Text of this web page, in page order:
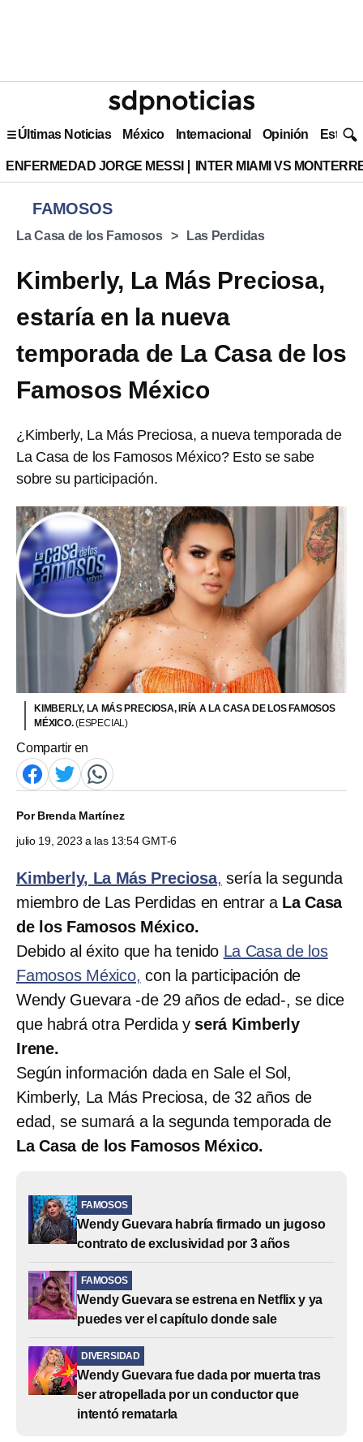
Últimas Noticias México Internacional Opinión Estilo
ENFERMEDAD JORGE MESSI INTER MIAMI VS
FAMOSOS
La Casa de los Famosos Las Perdidas
Kimberly, La Más Preciosa,
estaría en la nueva
temporada de La Casa de los
Famosos México
¿Kimberly, La Más Preciosa, a nueva temporada de
La Casa de los Famosos México? Esto se sabe
sobre su participación.
KIMBERLY, LA MÁS PRECIOSA, IRÍA A LA CASA DE LOS FAMOSOS
MÉXICO.(ESPECIAL)
Compartir en
PorBrenda Martínez
julio 19, 2023 a las 13:54 GMT-6
Kimberly, La Más Preciosa, sería la segunda
miembro de Las Perdidas en entrar a La Casa
de los Famosos México.
Debido al éxito que ha tenido La Casa de los
Famosos México, con la participación de
Wendy Guevara -de 29 años de edad-, se dice
que habrá otra Perdida y será Kimberly
Irene.
Según información dada en Sale el Sol,
Kimberly, La Más Preciosa, de 32 años de
edad, se sumará a la segunda temporada de
La Casa de los Famosos México.
FAMOSOS
Wendy Guevara habría firmado un jugoso
contrato de exclusividad por 3 años
FAMOSOS
Wendy Guevara se estrena en Netflix y ya
puedes ver el capítulo donde sale
DIVERSIDAD
Wendy Guevara fue dada por muerta tras
ser atropellada por un conductor que
intentó rematarla